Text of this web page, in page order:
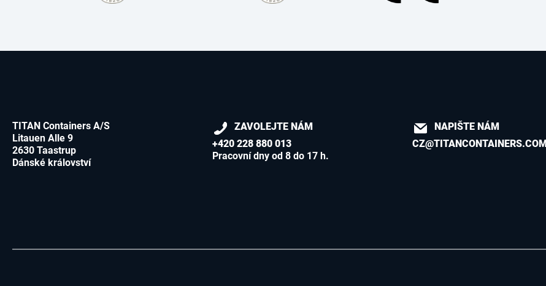
TITAN Containers A/S
Litauen Alle 9
2630 Taastrup
Dánské království
ZAVOLEJTE NÁM
+420 228 880 013
Pracovní dny od 8 do 17 h.
NAPIŠTE NÁM
CZ@TITANCONTAINERS.COM